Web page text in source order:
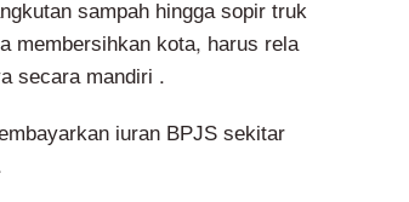
sampah hingga sopir truk
membersihkan kota, harus rela
secara mandiri .
iuran BPJS sekitar